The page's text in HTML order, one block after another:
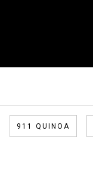
911 QUINOA